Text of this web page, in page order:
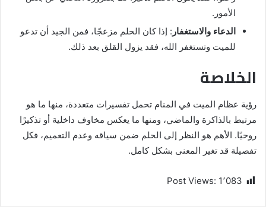
الأمور.
الدعاء والاستغفار : إذا كان الحلم مزعجًا، فمن الجيد أن تدعو
للميت وتستغفر الله، فقد يزول القلق بعد ذلك.
الخلاصة
رؤية عظام الميت في المنام تحمل تفسيرات متعددة، منها ما هو
مرتبط بالذاكرة والماضي، ومنها ما يعكس مخاوف داخلية أو تذكيرًا
روحيًا. الأهم هو النظر إلى الحلم ضمن سياقه وعدم التعميم، فكل
تفصيلة قد تغير المعنى بشكل كامل.
Post Views: 1٬083